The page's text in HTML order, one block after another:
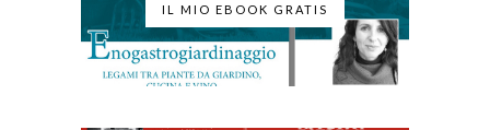
IL MIO EBOOK GRATIS